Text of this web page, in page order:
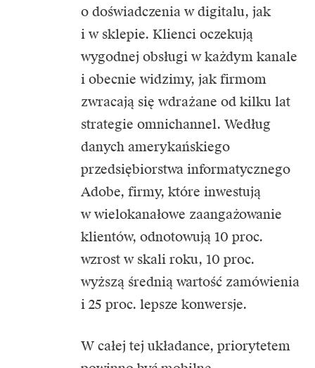
o doświadczenia w digitalu, jak
i w sklepie. Klienci oczekują
wygodnej obsługi w każdym kanale
i obecnie widzimy, jak firmom
zwracają się wdrażane od kilku lat
strategie omnichannel. Według
danych amerykańskiego
przedsiębiorstwa informatycznego
Adobe, firmy, które inwestują
w wielokanałowe zaangażowanie
klientów, odnotowują 10 proc.
wzrost w skali roku, 10 proc.
wyższą średnią wartość zamówienia
i 25 proc. lepsze konwersje.
W całej tej układance, priorytetem